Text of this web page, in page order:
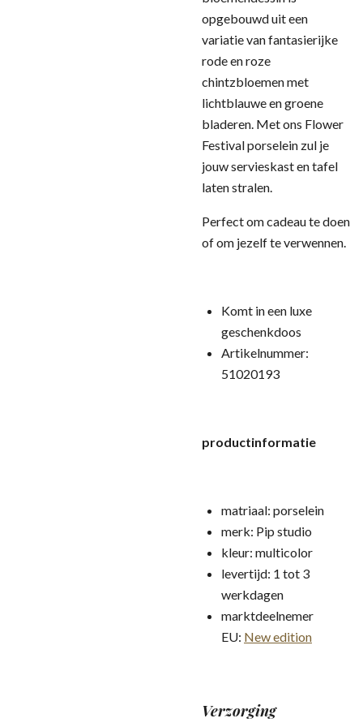
opgebouwd uit een
variatie van fantasierijke
rode en roze
chintzbloemen met
lichtblauwe en groene
bladeren. Met ons Flower
Festival porselein zul je
jouw servieskast en tafel
laten stralen.
Perfect om cadeau te doen
of om jezelf te verwennen.
Komt in een luxe
geschenkdoos
Artikelnummer:
51020193
productinformatie
matriaal: porselein
merk: Pip studio
kleur: multicolor
levertijd: 1 tot 3
werkdagen
marktdeelnemer
EU: New edition
Verzorging